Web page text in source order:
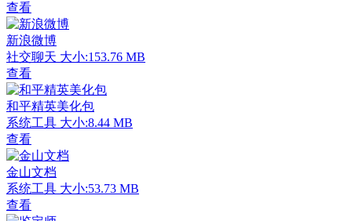
查看
新浪微博
社交聊天 大小:153.76 MB
查看
和平精英美化包
系统工具 大小:8.44 MB
查看
金山文档
系统工具 大小:53.73 MB
查看